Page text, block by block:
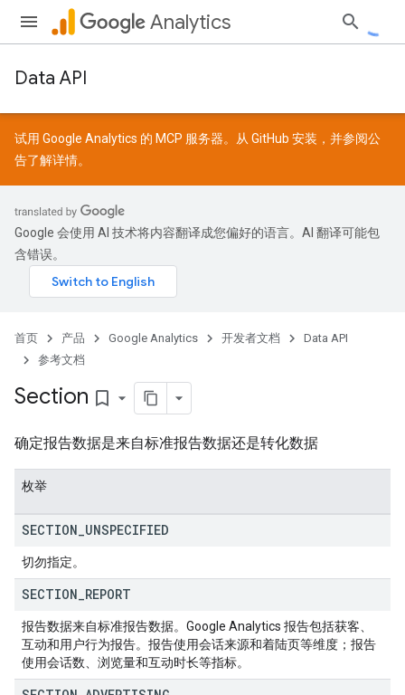
Analytics
Data API
试用 Google Analytics 的 MCP 服务器。从 GitHub 安装，并参阅公
告了解详情。
Google 会使用 AI 技术将内容翻译成您偏好的语言。AI 翻译可能包
含错误。
首页 产品 Google Analytics 开发者文档
Data API
参考文档
Section bookmark_border
确定报告数据是来自标准报告数据还是转化数据
枚举
SECTION UNSPECIFIED
切勿指定。
SECTION REPORT
报告数据来自标准报告数据。Google Analytics 报告包括获客、
互动和用户行为报告。报告使用会话来源和着陆页等维度；报告
使用会话数、浏览量和互动时长等指标。